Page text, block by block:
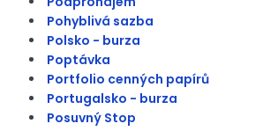
Pohyblivá sazba
Polsko - burza
Poptávka
Portfolio cenných papírů
Portugalsko - burza
Posuvný Stop